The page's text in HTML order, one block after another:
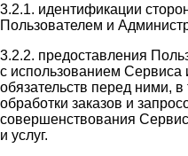
3.2.1. идентификации
Пользователем и
3.2.2. предоставления
с использованием
обязательств перед ними,
обработки заказов и
совершенствования
и услуг.